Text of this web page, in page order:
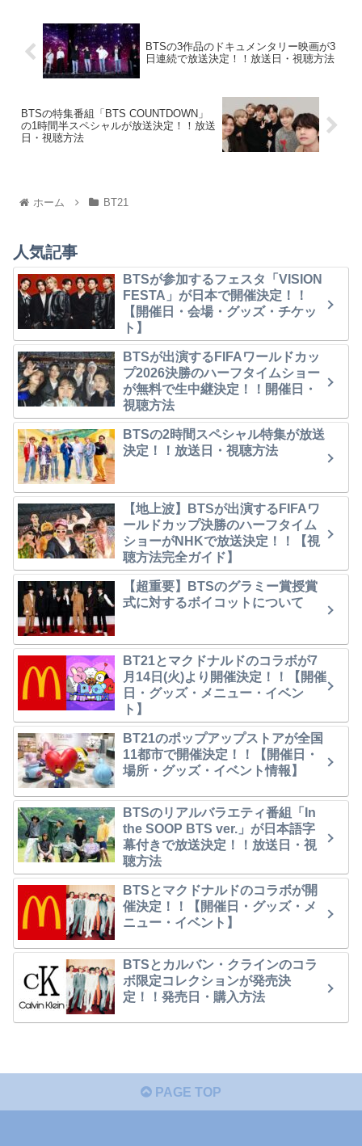
BTSの3作品のドキュメンタリー映画が3
日連続で放送決定！！放送日・視聴方法
BTSの特集番組「BTS COUNTDOWN」
の1時間半スペシャルが放送決定！！放送
日・視聴方法
ホーム BT21
人気記事
BTSが参加するフェスタ「VISION
FESTA」が日本で開催決定！！
【開催日・会場・グッズ・チケッ
ト】
BTSが出演するFIFAワールドカッ
プ2026決勝のハーフタイムショー
が無料で生中継決定！！開催日・
視聴方法
BTSの2時間スペシャル特集が放送
決定！！放送日・視聴方法
【地上波】BTSが出演するFIFAワ
ールドカップ決勝のハーフタイム
ショーがNHKで放送決定！！【視
聴方法完全ガイド】
【超重要】BTSのグラミー賞授賞
式に対するボイコットについて
BT21とマクドナルドのコラボが7
月14日(火)より開催決定！！【開催
日・グッズ・メニュー・イベン
ト】
BT21のポップアップストアが全国
11都市で開催決定！！【開催日・
場所・グッズ・イベント情報】
BTSのリアルバラエティ番組「In
the SOOP BTS ver.」が日本語字
幕付きで放送決定！！放送日・視
聴方法
BTSとマクドナルドのコラボが開
催決定！！【開催日・グッズ・メ
ニュー・イベント】
BTSとカルバン・クラインのコラ
ボ限定コレクションが発売決
定！！発売日・購入方法
PAGE TOP